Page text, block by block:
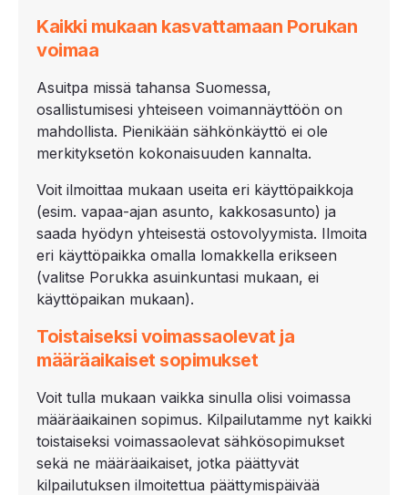
Kaikki mukaan kasvattamaan Porukan
voimaa
Asuitpa missä tahansa Suomessa,
osallistumisesi yhteiseen voimannäyttöön on
mahdollista. Pienikään sähkönkäyttö ei ole
merkityksetön kokonaisuuden kannalta.
Voit ilmoittaa mukaan useita eri käyttöpaikkoja
(esim. vapaa-ajan asunto, kakkosasunto) ja
saada hyödyn yhteisestä ostovolyymista. Ilmoita
eri käyttöpaikka omalla lomakkella erikseen
(valitse Porukka asuinkuntasi mukaan, ei
käyttöpaikan mukaan).
Toistaiseksi voimassaolevat ja
määräaikaiset sopimukset
Voit tulla mukaan vaikka sinulla olisi voimassa
määräaikainen sopimus. Kilpailutamme nyt kaikki
toistaiseksi voimassaolevat sähkösopimukset
sekä ne määräaikaiset, jotka päättyvät
kilpailutuksen ilmoitettua päättymispäivää